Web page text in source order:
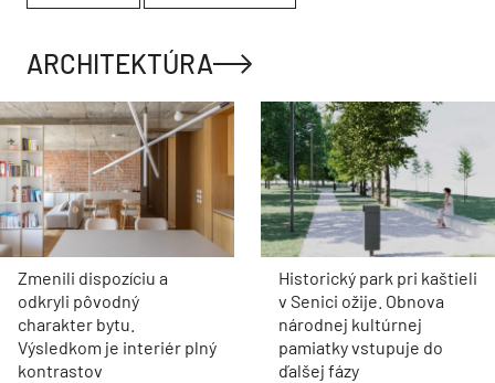
ARCHITEKTÚRA
Zmenili dispozíciu a
odkryli pôvodný
charakter bytu.
Výsledkom je interiér plný
kontrastov
Historický park pri kaštieli
v Senici ožije. Obnova
národnej kultúrnej
pamiatky vstupuje do
ďalšej fázy